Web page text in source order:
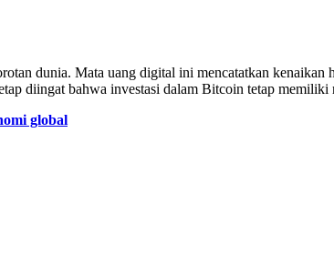
dunia. Mata uang digital ini mencatatkan
diingat bahwa investasi dalam Bitcoin tetap
global